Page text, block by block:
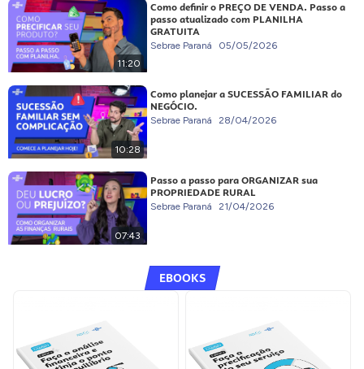
11:20
Como definir o PREÇO DE VENDA. Passo a
passo atualizado com PLANILHA
GRATUITA
Sebrae Paraná 05/05/2026
10:28
Como planejar a SUCESSÃO FAMILIAR do
NEGÓCIO.
Sebrae Paraná 28/04/2026
07:43
Passo a passo para ORGANIZAR sua
PROPRIEDADE RURAL
Sebrae Paraná 21/04/2026
EBOOKS